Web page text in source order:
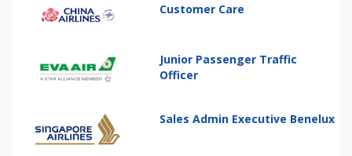
Customer Care
Junior Passenger Traffic
Officer
Sales Admin Executive Benelux